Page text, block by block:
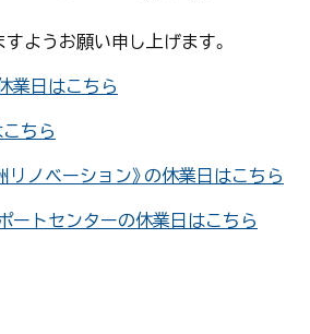
ようお願い申し上げます。
業日はこちら
こちら
リノベーション》の休業日はこちら
ートセンターの休業日はこちら